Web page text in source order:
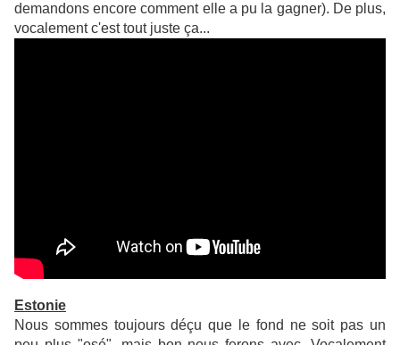
demandons encore comment elle a pu la gagner). De plus,
vocalement c'est tout juste ça...
Estonie
Nous sommes toujours déçu que le fond ne soit pas un